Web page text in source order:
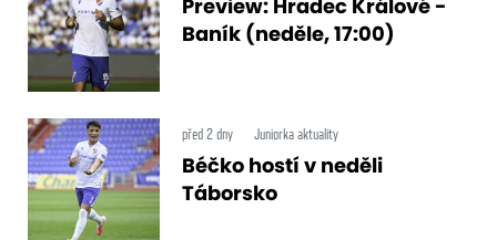
Preview: Hradec Králové -
Baník (neděle, 17:00)
před 2 dny Juniorka aktuality
Béčko hostí v neděli
Táborsko